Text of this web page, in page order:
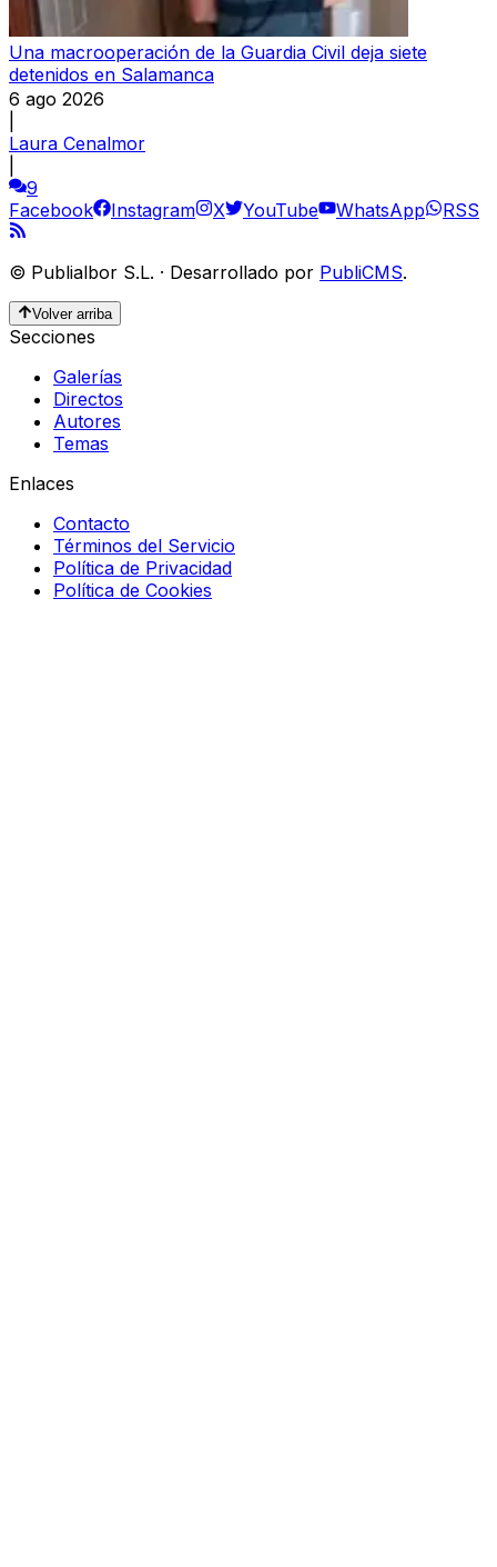
Una macrooperación de la Guardia Civil deja siete
detenidos en Salamanca
6 ago 2026
Laura Cenalmor
9
Facebook
Instagram X YouTube WhatsApp RSS
© Publialbor S.L. · Desarrollado por PubliCMS.
Volver arriba
Secciones
Galerías
Directos
Autores
Temas
Enlaces
Contacto
Términos del Servicio
Política de Privacidad
Política de Cookies